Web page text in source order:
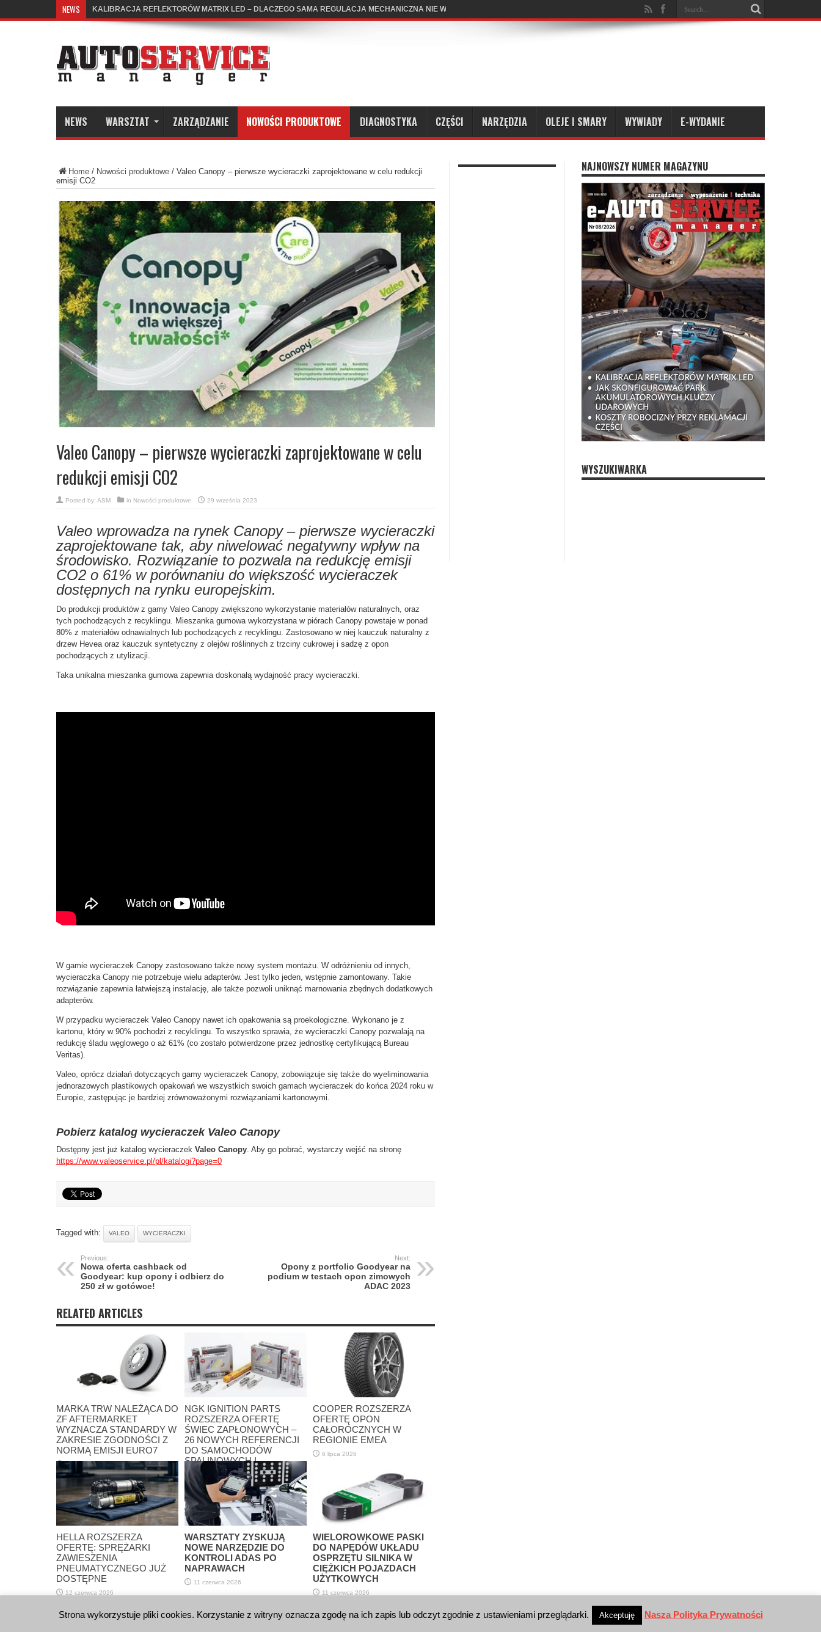
NEWS KALIBRACJA REFLEKTORÓW MATRIX LED – DLACZEGO SAMA REGULACJA MECHANICZNA NIE WYSTARCZY?
NEWS WARSZTAT ZARZĄDZANIE NOWOŚCI PRODUKTOWE DIAGNOSTYKA CZĘŚCI NARZĘDZIA OLEJE I SMARY WYWIADY E-WYDANIE
Home / Nowości produktowe / Valeo Canopy – pierwsze wycieraczki zaprojektowane w celu redukcji
emisji CO2
Valeo Canopy – pierwsze wycieraczki zaprojektowane w celu
redukcji emisji CO2
Posted by: ASM in Nowości produktowe 29 września 2023
Valeo wprowadza na rynek Canopy – pierwsze wycieraczki
zaprojektowane tak, aby niwelować negatywny wpływ na
środowisko. Rozwiązanie to pozwala na redukcję emisji
CO2 o 61% w porównaniu do większość wycieraczek
dostępnych na rynku europejskim.
Do produkcji produktów z gamy Valeo Canopy zwiększono wykorzystanie materiałów naturalnych, oraz
tych pochodzących z recyklingu. Mieszanka gumowa wykorzystana w piórach Canopy powstaje w ponad
80% z materiałów odnawialnych lub pochodzących z recyklingu. Zastosowano w niej kauczuk naturalny z
drzew Hevea oraz kauczuk syntetyczny z olejów roślinnych z trzciny cukrowej i sadzę z opon
pochodzących z utylizacji.
Taka unikalna mieszanka gumowa zapewnia doskonałą wydajność pracy wycieraczki.
W gamie wycieraczek Canopy zastosowano także nowy system montażu. W odróżnieniu od innych,
wycieraczka Canopy nie potrzebuje wielu adapterów. Jest tylko jeden, wstępnie zamontowany. Takie
rozwiązanie zapewnia łatwiejszą instalację, ale także pozwoli uniknąć marnowania zbędnych dodatkowych
adapterów.
W przypadku wycieraczek Valeo Canopy nawet ich opakowania są proekologiczne. Wykonano je z
kartonu, który w 90% pochodzi z recyklingu. To wszystko sprawia, że wycieraczki Canopy pozwalają na
redukcję śladu węglowego o aż 61% (co zostało potwierdzone przez jednostkę certyfikującą Bureau
Veritas).
Valeo, oprócz działań dotyczących gamy wycieraczek Canopy, zobowiązuje się także do wyeliminowania
jednorazowych plastikowych opakowań we wszystkich swoich gamach wycieraczek do końca 2024 roku w
Europie, zastępując je bardziej zrównoważonymi rozwiązaniami kartonowymi.
Pobierz katalog wycieraczek Valeo Canopy
Dostępny jest już katalog wycieraczek Valeo Canopy . Aby go pobrać, wystarczy wejść na stronę
https://www.valeoservice.pl/pl/katalogi?page=0
Tagged with: VALEO WYCIERACZKI
Previous:
Nowa oferta cashback od
Goodyear: kup opony i odbierz do
250 zł w gotówce!
Next:
Opony z portfolio Goodyear na
podium w testach opon zimowych
ADAC 2023
RELATED ARTICLES
MARKA TRW NALEŻĄCA DO
ZF AFTERMARKET
WYZNACZA STANDARDY W
ZAKRESIE ZGODNOŚCI Z
NORMĄ EMISJI EURO7
17 lipca 2026
NGK IGNITION PARTS
ROZSZERZA OFERTĘ
ŚWIEC ZAPŁONOWYCH –
26 NOWYCH REFERENCJI
DO SAMOCHODÓW
SPALINOWYCH I
HYBRYDOWYCH, OD
PORSCHE PO DACIĘ
13 lipca 2026
COOPER ROZSZERZA
OFERTĘ OPON
CAŁOROCZNYCH W
REGIONIE EMEA
6 lipca 2026
HELLA ROZSZERZA
OFERTĘ: SPRĘŻARKI
ZAWIESZENIA
PNEUMATYCZNEGO JUŻ
DOSTĘPNE
12 czerwca 2026
WARSZTATY ZYSKUJĄ
NOWE NARZĘDZIE DO
KONTROLI ADAS PO
NAPRAWACH
11 czerwca 2026
WIELOROWKOWE PASKI
DO NAPĘDÓW UKŁADU
OSPRZĘTU SILNIKA W
CIĘŻKICH POJAZDACH
UŻYTKOWYCH
11 czerwca 2026
Możliwość komentowania została wyłączona.
NAJNOWSZY NUMER MAGAZYNU
WYSZUKIWARKA
Strona wykorzystuje pliki cookies. Korzystanie z witryny oznacza zgodę na ich zapis lub odczyt zgodnie z ustawieniami przeglądarki. Akceptuję Nasza Polityka Prywatności